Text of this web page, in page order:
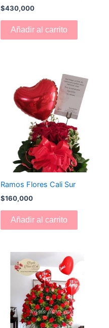
$430,000
Añadir al carrito
Ramos Flores Cali Sur
$160,000
Añadir al carrito